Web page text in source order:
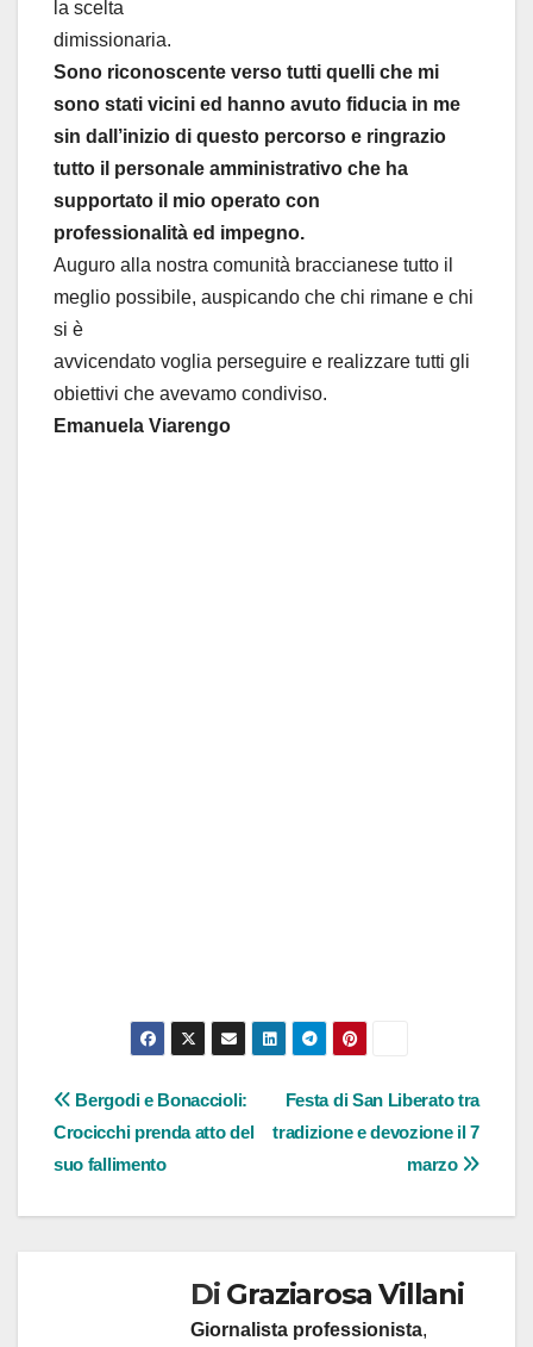
la scelta
dimissionaria.
Sono riconoscente verso tutti quelli che mi
sono stati vicini ed hanno avuto fiducia in me
sin dall’inizio di questo percorso e ringrazio
tutto il personale amministrativo che ha
supportato il mio operato con
professionalità ed impegno.
Auguro alla nostra comunità braccianese tutto il
meglio possibile, auspicando che chi rimane e chi
si è
avvicendato voglia perseguire e realizzare tutti gli
obiettivi che avevamo condiviso.
Emanuela Viarengo
Navigazione
articoli
Festa di San Liberato tra
tradizione e devozione il 7
marzo
Bergodi e Bonaccioli:
Crocicchi prenda atto del
suo fallimento
Di Graziarosa Villani
Giornalista professionista,